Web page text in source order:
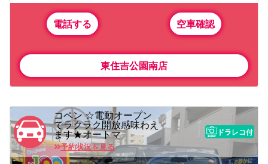
電話する 空車確認
東住吉公園南店
コペン ☆電動オープン
でラクラク開放感味わえ
ます★オートマ
予約状況を見る
ドラレコ付